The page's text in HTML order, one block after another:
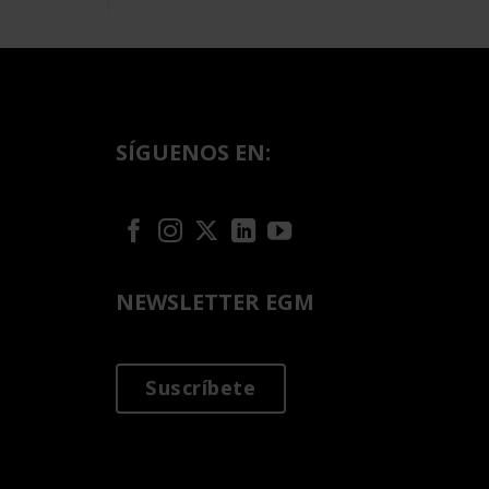
SÍGUENOS EN:
NEWSLETTER EGM
Suscríbete